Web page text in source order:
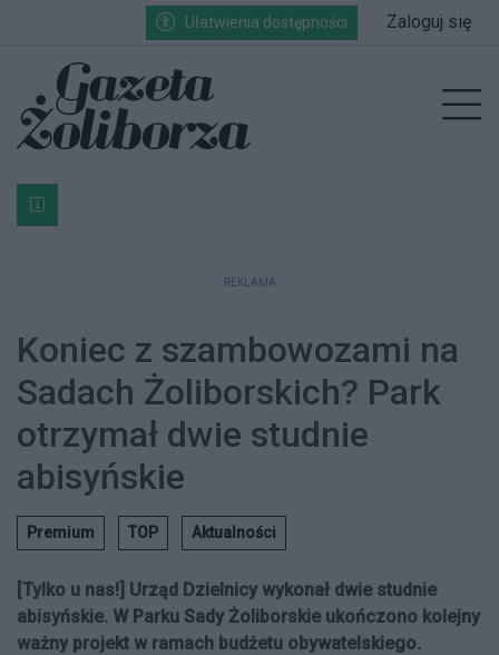
Przejdź do głównych treści
Przejdź do wyszukiwarki
Przejdź do głównego menuUłatwienia dostępności Zaloguj się
Bardzo ważna informacja dla podatników posiadających
REKLAMA
Koniec z szambowozami na
Sadach Żoliborskich? Park
otrzymał dwie studnie
abisyńskie
Premium TOP Aktualności
[Tylko u nas!] Urząd Dzielnicy wykonał dwie studnie
abisyńskie. W Parku Sady Żoliborskie ukończono kolejny
ważny projekt w ramach budżetu obywatelskiego.